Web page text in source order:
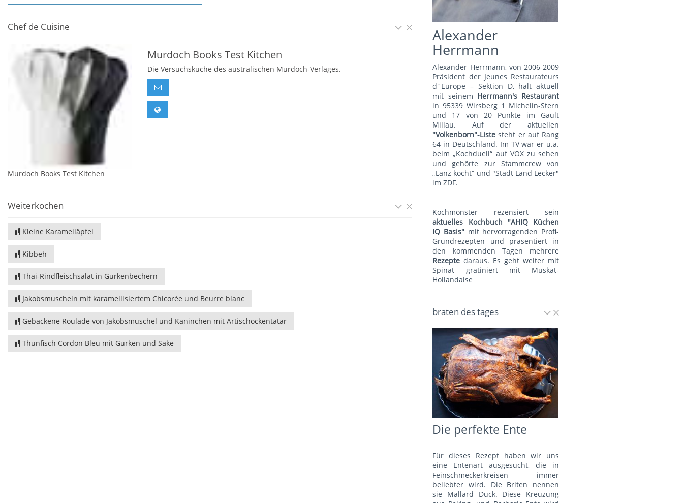
Chef de Cuisine
Murdoch Books Test Kitchen
Murdoch Books Test Kitchen
Die Versuchsküche des australischen Murdoch-Verlages.
Weiterkochen
Kleine Karamelläpfel
Kibbeh
Thai-Rindfleischsalat in Gurkenbechern
Jakobsmuscheln mit karamellisiertem Chicorée und Beurre blanc
Gebackene Roulade von Jakobsmuschel und Kaninchen mit Artischockentatar
Thunfisch Cordon Bleu mit Gurken und Sake
Alexander
Herrmann
Alexander Herrmann, von 2006-2009
Präsident der Jeunes Restaurateurs
d´Europe – Sektion D, hält aktuell
mit seinem Herrmann's Restaurant
in 95339 Wirsberg 1 Michelin-Stern
und 17 von 20 Punkte im Gault
Millau. Auf der aktuellen
"Volkenborn"-Liste steht er auf Rang
64 in Deutschland. Im TV war er u.a.
beim „Kochduell“ auf VOX zu sehen
und gehörte zur Stammcrew von
„Lanz kocht“ und "Stadt Land Lecker"
im ZDF.
Kochmonster rezensiert sein
aktuelles Kochbuch "AHIQ Küchen
IQ Basis" mit hervorragenden Profi-
Grundrezepten und präsentiert in
den kommenden Tagen mehrere
Rezepte daraus. Es geht weiter mit
Spinat gratiniert mit Muskat-
Hollandaise
braten des tages
Die perfekte Ente
Für dieses Rezept haben wir uns
eine Entenart ausgesucht, die in
Feinschmeckerkreisen immer
beliebter wird. Die Briten nennen
sie Mallard Duck. Diese Kreuzung